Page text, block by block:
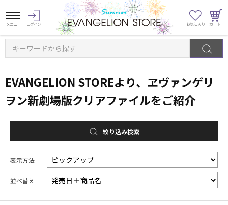
キーワードから探す
EVANGELION STOREより、ヱヴァンゲリ
ヲン新劇場版クリアファイルをご紹介
絞り込み検索
表示方法
並べ替え